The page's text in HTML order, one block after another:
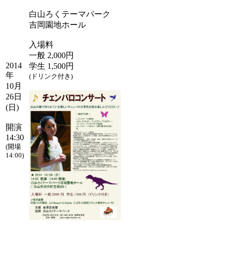
2014
年
10月
26日
(日)
開演
14:30
(開場
14:00)
白山ろくテーマパーク
吉岡園地ホール
入場料
一般 2,000円
学生 1,500円
(ドリンク付き)